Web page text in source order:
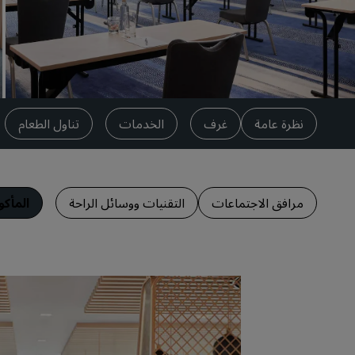
العلامات التجارية التابعة في الصين
نظرة عامة غرف الخدمات تناول الطعام
مرافق الاجتماعات التقنيات ووسائل الراحة